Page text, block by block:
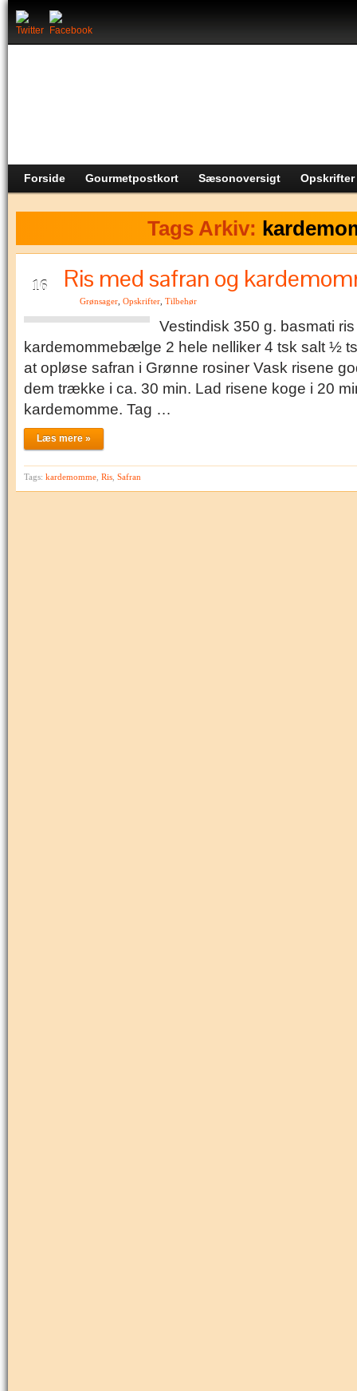
Forside Gourmetpostkort Sæsonoversigt Opskrifter
Tags Arkiv:
16 Ris med safran og
Grønsager Opskrifter Tilbehør
Vestindisk 350 g. basmati
kardemommebælge 2 hele nelliker 4 tsk salt ½
at opløse safran i Grønne rosiner Vask risene
dem trække i ca. 30 min. Lad risene koge i 20
kardemomme. Tag …
Læs mere »
Tags: kardemomme Ris Safran